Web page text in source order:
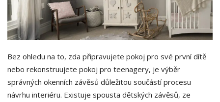
Bez ohledu na to, zda připravujete pokoj pro své první dítě
nebo rekonstruujete pokoj pro teenagery, je výběr
správných okenních závěsů důležitou součástí procesu
návrhu interiéru. Existuje spousta dětských závěsů, ze